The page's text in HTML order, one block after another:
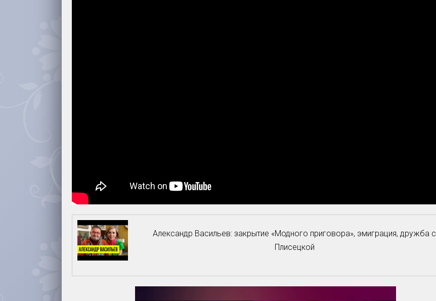
Александр Васильев: закрытие «Модного приговора», эмиграция, дружба с
Плисецкой